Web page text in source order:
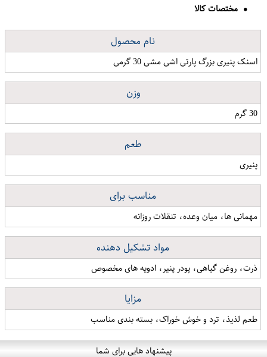
مختصات کالا
نام محصول
اسنک پنیری بزرگ پارتی اشی مشی 30 گرمی
وزن
30 گرم
طعم
پنیری
مناسب برای
مهمانی ها، میان وعده، تنقلات روزانه
مواد تشکیل دهنده
ذرت، روغن گیاهی، پودر پنیر، ادویه های مخصوص
مزایا
طعم لذیذ، ترد و خوش خوراک، بسته بندی مناسب
پیشنهاد هایی برای شما